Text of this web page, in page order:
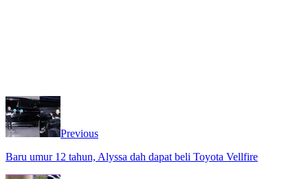
Previous
Baru umur 12 tahun, Alyssa dah dapat beli Toyota Vellfire